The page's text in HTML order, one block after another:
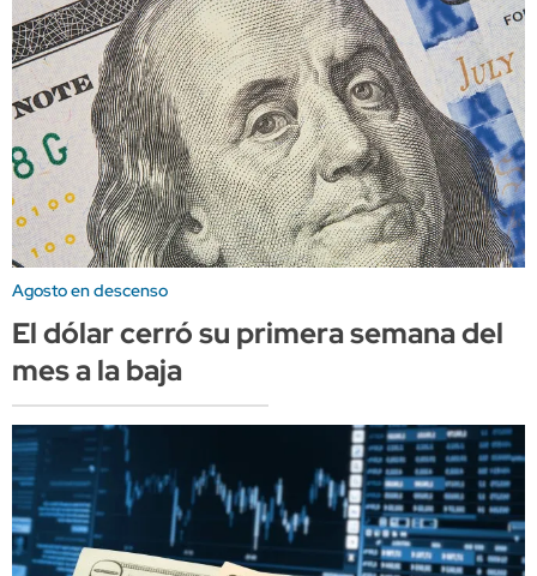
Agosto en descenso
El dólar cerró su primera semana del
mes a la baja